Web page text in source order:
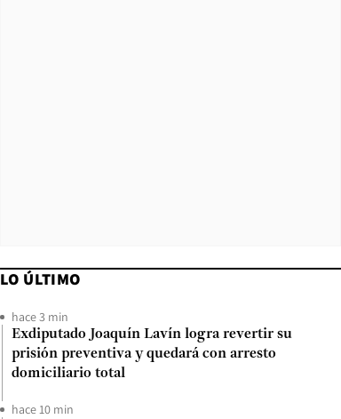
LO ÚLTIMO
hace 3 min
Exdiputado Joaquín Lavín logra revertir su
prisión preventiva y quedará con arresto
domiciliario total
hace 10 min